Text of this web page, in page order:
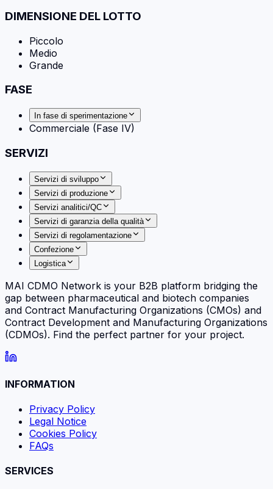
DIMENSIONE DEL LOTTO
Piccolo
Medio
Grande
FASE
In fase di sperimentazione
Commerciale (Fase IV)
SERVIZI
Servizi di sviluppo
Servizi di produzione
Servizi analitici/QC
Servizi di garanzia della qualità
Servizi di regolamentazione
Confezione
Logistica
MAI CDMO Network is your B2B platform bridging the
gap between pharmaceutical and biotech companies
and Contract Manufacturing Organizations (CMOs) and
Contract Development and Manufacturing Organizations
(CDMOs). Find the perfect partner for your project.
INFORMATION
Privacy Policy
Legal Notice
Cookies Policy
FAQs
SERVICES